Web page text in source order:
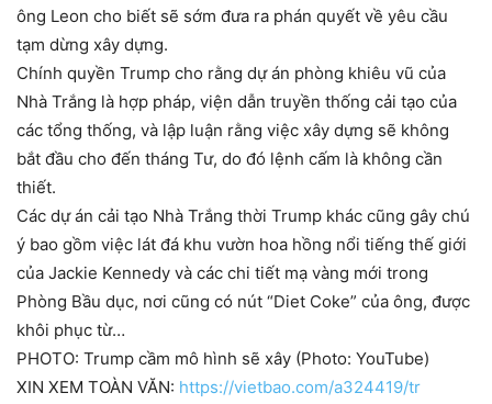
ông Leon cho biết sẽ sớm đưa ra phán quyết về yêu cầu
tạm dừng xây dựng.
Chính quyền Trump cho rằng dự án phòng khiêu vũ của
Nhà Trắng là hợp pháp, viện dẫn truyền thống cải tạo của
các tổng thống, và lập luận rằng việc xây dựng sẽ không
bắt đầu cho đến tháng Tư, do đó lệnh cấm là không cần
thiết.
Các dự án cải tạo Nhà Trắng thời Trump khác cũng gây chú
ý bao gồm việc lát đá khu vườn hoa hồng nổi tiếng thế giới
của Jackie Kennedy và các chi tiết mạ vàng mới trong
Phòng Bầu dục, nơi cũng có nút “Diet Coke” của ông, được
khôi phục từ…
PHOTO: Trump cầm mô hình sẽ xây (Photo: YouTube)
XIN XEM TOÀN VĂN: https://vietbao.com/a324419/tr